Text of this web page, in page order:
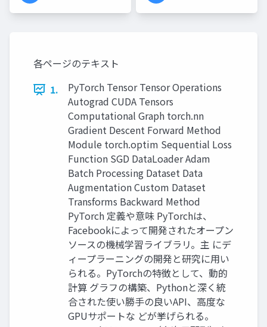
各ページのテキスト
1.
PyTorch Tensor Tensor Operations
Autograd CUDA Tensors
Computational Graph torch.nn
Gradient Descent Forward Method
Module torch.optim Sequential Loss
Function SGD DataLoader Adam
Batch Processing Dataset Data
Augmentation Custom Dataset
Transforms Backward Method
PyTorch 定義や意味 PyTorchは、
Facebookによって開発されたオープン
ソースの機械学習ライブラリ。主 にデ
ィープラーニングの開発と研究に用い
られる。PyTorchの特徴として、動的
計算 グラフの構築、Pythonと深く統
合された使い勝手の良いAPI、高度な
GPUサポートな どが挙げられる。